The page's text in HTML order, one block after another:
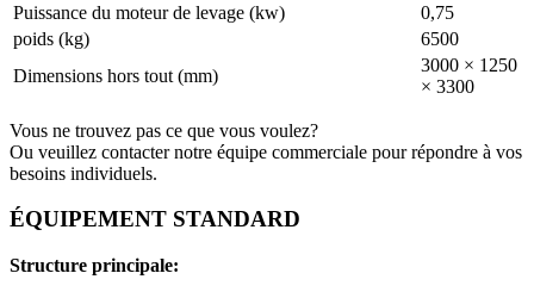
Puissance du moteur de levage (kw)
0,75
poids (kg)
6500
Dimensions hors tout (mm)
3000 × 1250
× 3300
Vous ne trouvez pas ce que vous voulez?
Ou veuillez contacter notre équipe commerciale pour répondre à vos
besoins individuels.
ÉQUIPEMENT STANDARD
Structure principale: